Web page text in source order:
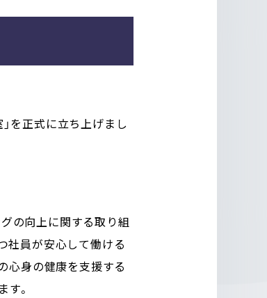
を正式に立ち上げまし
グの向上に関する取り組
社員が安心して働ける
心身の健康を支援する
。